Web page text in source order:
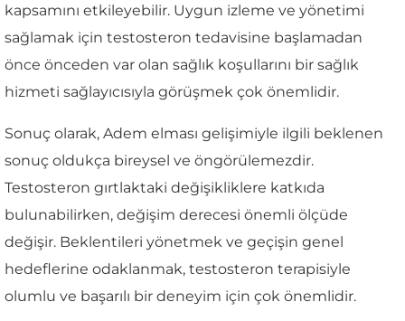
kapsamını etkileyebilir. Uygun izleme ve yönetimi
sağlamak için testosteron tedavisine başlamadan
önce önceden var olan sağlık koşullarını bir sağlık
hizmeti sağlayıcısıyla görüşmek çok önemlidir.
Sonuç olarak, Adem elması gelişimiyle ilgili beklenen
sonuç oldukça bireysel ve öngörülemezdir.
Testosteron gırtlaktaki değişikliklere katkıda
bulunabilirken, değişim derecesi önemli ölçüde
değişir. Beklentileri yönetmek ve geçişin genel
hedeflerine odaklanmak, testosteron terapisiyle
olumlu ve başarılı bir deneyim için çok önemlidir.